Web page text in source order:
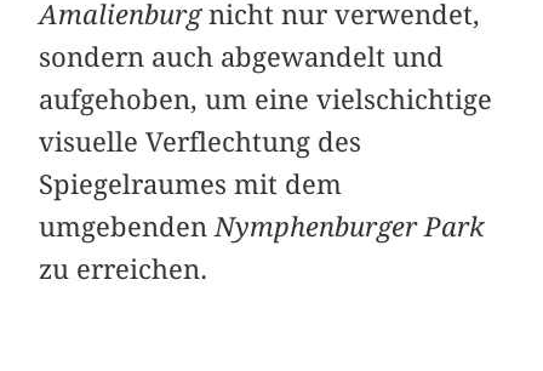
Amalienburgnicht nur verwendet,
sondern auch abgewandelt und
aufgehoben, um eine vielschichtige
visuelle Verflechtung des
Spiegelraumes mit dem
umgebenden Nymphenburger Park
zu erreichen.